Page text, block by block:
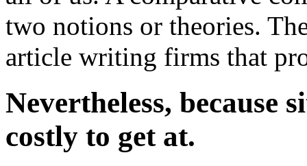
two notions or theories.
article writing firms that
Nevertheless, because
costly to get at.